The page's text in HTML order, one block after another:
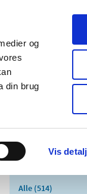
og
din brug
Vis
Særlige
Alle (514)